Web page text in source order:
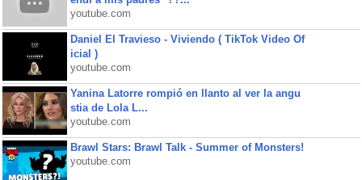
youtube.com
Daniel El Travieso - Viviendo ( TikTok Video Of
icial )
youtube.com
Yanina Latorre rompió en llanto al ver la angu
stia de Lola L...
youtube.com
Brawl Stars: Brawl Talk - Summer of Monsters!
youtube.com